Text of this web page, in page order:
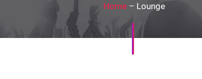
Home– Lounge